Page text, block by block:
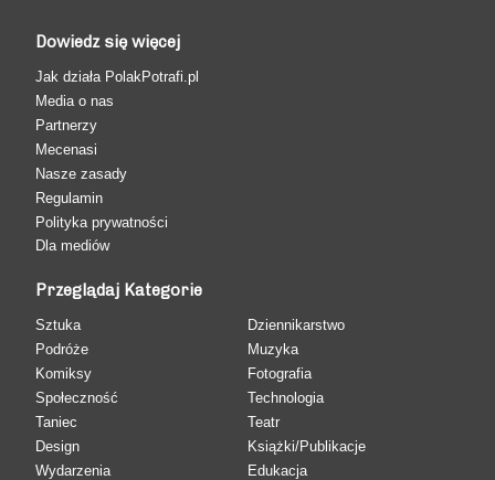
Dowiedz się więcej
Jak działa PolakPotrafi.pl
Media o nas
Partnerzy
Mecenasi
Nasze zasady
Regulamin
Polityka prywatności
Dla mediów
Przeglądaj Kategorie
Sztuka
Podróże
Komiksy
Społeczność
Taniec
Design
Wydarzenia
Dziennikarstwo
Muzyka
Fotografia
Technologia
Teatr
Książki/Publikacje
Edukacja